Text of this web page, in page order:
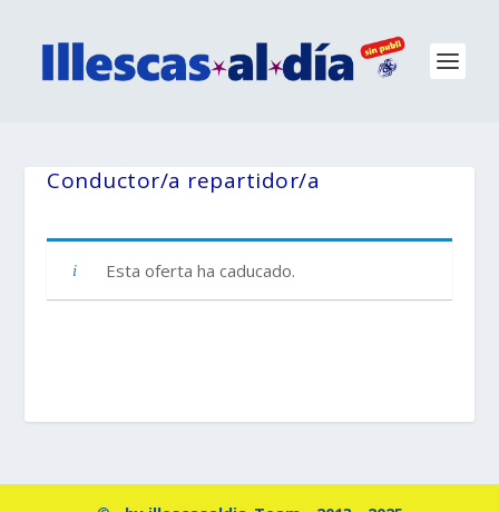
Conductor/a repartidor/a
Esta oferta ha caducado.